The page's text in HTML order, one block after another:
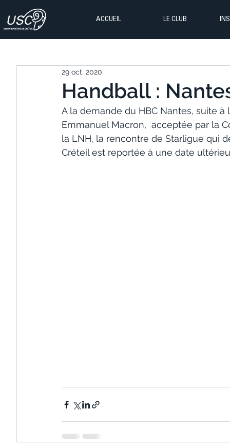
ACCUEIL LE CLUB
Handball :
29 oct. 2020
A la demande du HBC Nantes, suite
Emmanuel Macron,  acceptée par la
la LNH, la rencontre de Starligue qui
Créteil est reportée à une date